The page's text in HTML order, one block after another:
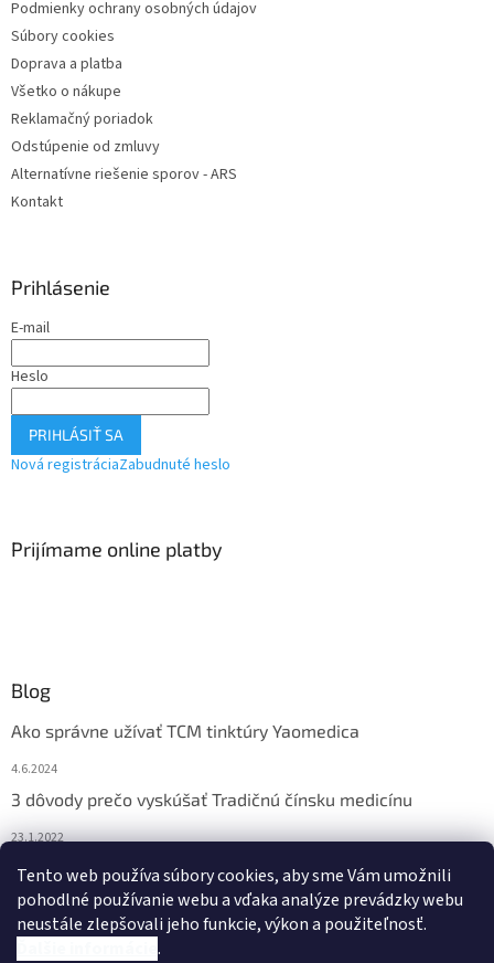
Tento web používa súbory cookies, aby sme Vám umožnili
pohodlné používanie webu a vďaka analýze prevádzky webu
neustále zlepšovali jeho funkcie, výkon a použiteľnosť.
.
Podmienky ochrany osobných údajov
Súbory cookies
Doprava a platba
Všetko o nákupe
Reklamačný poriadok
Odstúpenie od zmluvy
Alternatívne riešenie sporov - ARS
Kontakt
Prihlásenie
E-mail
Heslo
PRIHLÁSIŤ SA
Nová registráciaZabudnuté heslo
Prijímame online platby
Blog
Ako správne užívať TCM tinktúry Yaomedica
4.6.2024
3 dôvody prečo vyskúšať Tradičnú čínsku medicínu
23.1.2022
Nadmerne vám vypadávajú vlasy? Pomôže vám čínska
medicína
13.11.2021